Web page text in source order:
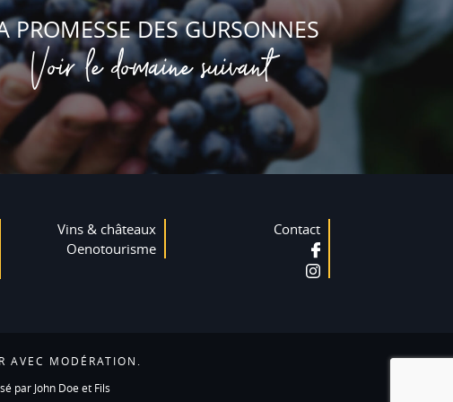
PROMESSE DES GURSONNES
Voir le domaine suivant
Vins & châteaux
Oenotourisme
Contact
MODÉRATION.
par John Doe et Fils